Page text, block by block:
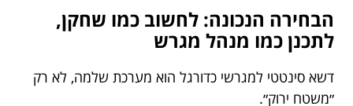
הבחירה הנכונה: לחשוב כמו שחקן,
לתכנן כמו מנהל מגרש
דשא סינטטי למגרשי כדורגל הוא מערכת שלמה, לא רק
״משטח ירוק״.